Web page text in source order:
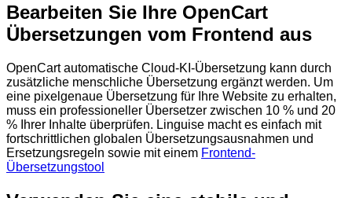
Bearbeiten Sie Ihre OpenCart
Übersetzungen vom Frontend aus
OpenCart automatische Cloud-KI-Übersetzung kann durch
zusätzliche menschliche Übersetzung ergänzt werden. Um
eine pixelgenaue Übersetzung für Ihre Website zu erhalten,
muss ein professioneller Übersetzer zwischen 10 % und 20
% Ihrer Inhalte überprüfen. Linguise macht es einfach mit
fortschrittlichen globalen Übersetzungsausnahmen und
Ersetzungsregeln sowie mit einem Frontend-
Übersetzungstool